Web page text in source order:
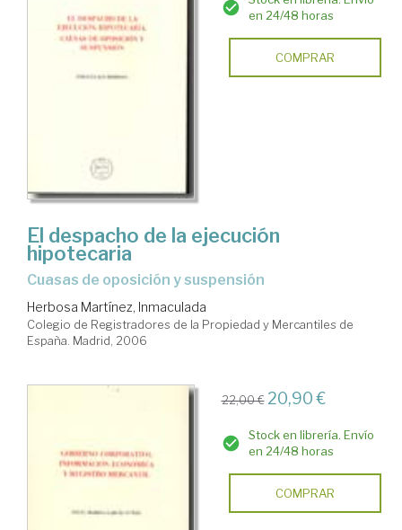
en 24/48 horas
COMPRAR
El despacho de la ejecución
hipotecaria
cuasas de oposición y suspensión
Herbosa Martínez, Inmaculada
Colegio de Registradores de la Propiedad y Mercantiles de
España. Madrid, 2006
22,00 € 20,90 €
Stock en librería. Envío
en 24/48 horas
COMPRAR